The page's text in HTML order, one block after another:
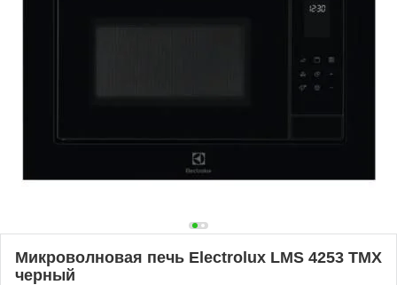
Микроволновая печь Electrolux LMS 4253 TMX
черный